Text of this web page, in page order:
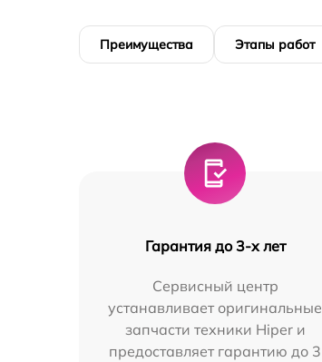
Преимущества Этапы работ
Гарантия до 3-х лет
Сервисный центр
устанавливает оригинальные
запчасти техники Hiper и
предоставляет гарантию до 3